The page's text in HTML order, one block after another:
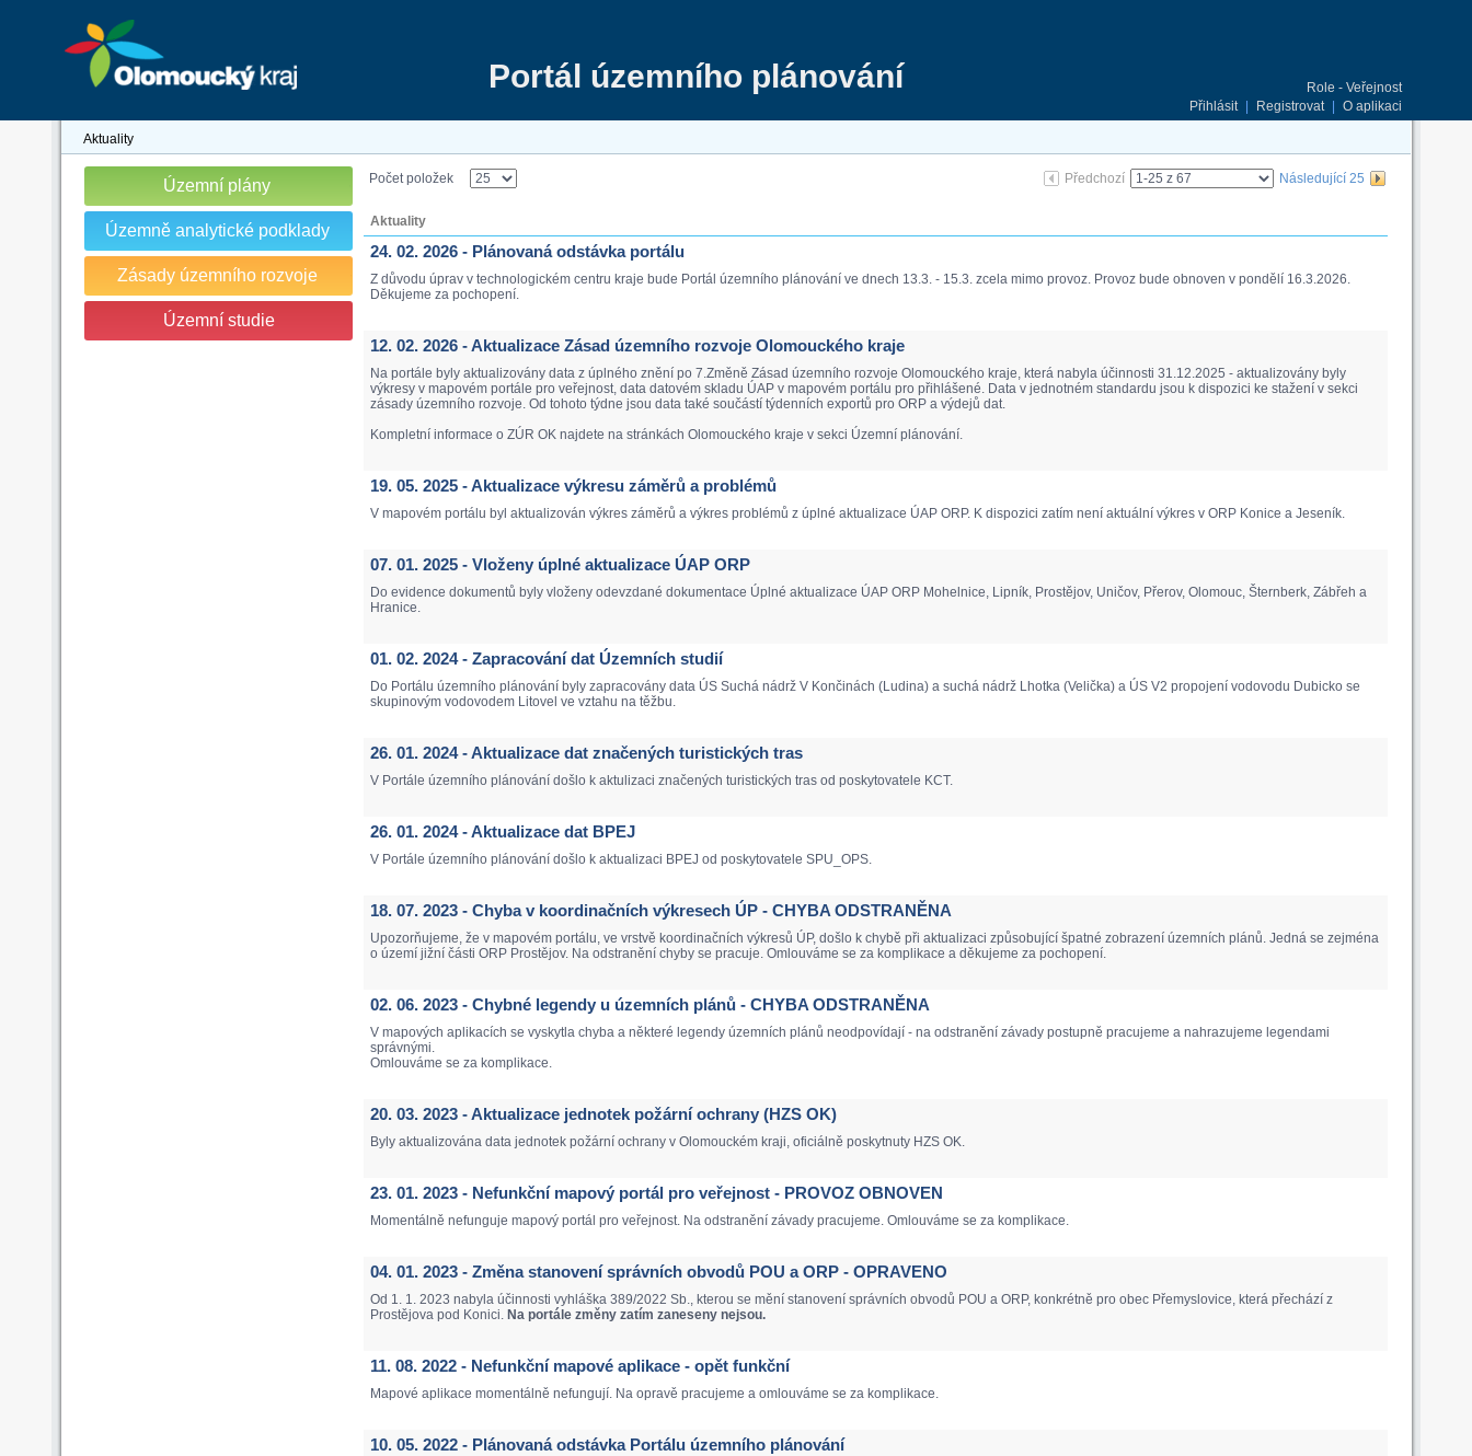
Portál územního plánování
Role - Veřejnost
Přihlásit
Registrovat O aplikaci
Aktuality
Územní plány
Územně analytické podklady
Zásady územního rozvoje
Územní studie
Počet položek Předchozí Následující 25
Aktuality
24. 02. 2026 - Plánovaná odstávka portálu
Z důvodu úprav v technologickém centru kraje bude Portál územního plánování ve dnech 13.3. - 15.3. zcela mimo provoz. Provoz bude obnoven v pondělí 16.3.2026.
Děkujeme za pochopení.
12. 02. 2026 - Aktualizace Zásad územního rozvoje Olomouckého kraje
Na portále byly aktualizovány data z úplného znění po 7.Změně Zásad územního rozvoje Olomouckého kraje, která nabyla účinnosti 31.12.2025 - aktualizovány byly
výkresy v mapovém portále pro veřejnost, data datovém skladu ÚAP v mapovém portálu pro přihlášené. Data v jednotném standardu jsou k dispozici ke stažení v sekci
zásady územního rozvoje. Od tohoto týdne jsou data také součástí týdenních exportů pro ORP a výdejů dat.
Kompletní informace o ZÚR OK najdete na stránkách Olomouckého kraje v sekci Územní plánování.
19. 05. 2025 - Aktualizace výkresu záměrů a problémů
V mapovém portálu byl aktualizován výkres záměrů a výkres problémů z úplné aktualizace ÚAP ORP. K dispozici zatím není aktuální výkres v ORP Konice a Jeseník.
07. 01. 2025 - Vloženy úplné aktualizace ÚAP ORP
Do evidence dokumentů byly vloženy odevzdané dokumentace Úplné aktualizace ÚAP ORP Mohelnice, Lipník, Prostějov, Uničov, Přerov, Olomouc, Šternberk, Zábřeh a
Hranice.
01. 02. 2024 - Zapracování dat Územních studií
Do Portálu územního plánování byly zapracovány data ÚS Suchá nádrž V Končinách (Ludina) a suchá nádrž Lhotka (Velička) a ÚS V2 propojení vodovodu Dubicko se
skupinovým vodovodem Litovel ve vztahu na těžbu.
26. 01. 2024 - Aktualizace dat značených turistických tras
V Portále územního plánování došlo k aktulizaci značených turistických tras od poskytovatele KCT.
26. 01. 2024 - Aktualizace dat BPEJ
V Portále územního plánování došlo k aktualizaci BPEJ od poskytovatele SPU_OPS.
18. 07. 2023 - Chyba v koordinačních výkresech ÚP - CHYBA ODSTRANĚNA
Upozorňujeme, že v mapovém portálu, ve vrstvě koordinačních výkresů ÚP, došlo k chybě při aktualizaci způsobující špatné zobrazení územních plánů. Jedná se zejména
o území jižní části ORP Prostějov. Na odstranění chyby se pracuje. Omlouváme se za komplikace a děkujeme za pochopení.
02. 06. 2023 - Chybné legendy u územních plánů - CHYBA ODSTRANĚNA
V mapových aplikacích se vyskytla chyba a některé legendy územních plánů neodpovídají - na odstranění závady postupně pracujeme a nahrazujeme legendami
správnými.
Omlouváme se za komplikace.
20. 03. 2023 - Aktualizace jednotek požární ochrany (HZS OK)
Byly aktualizována data jednotek požární ochrany v Olomouckém kraji, oficiálně poskytnuty HZS OK.
23. 01. 2023 - Nefunkční mapový portál pro veřejnost - PROVOZ OBNOVEN
Momentálně nefunguje mapový portál pro veřejnost. Na odstranění závady pracujeme. Omlouváme se za komplikace.
04. 01. 2023 - Změna stanovení správních obvodů POU a ORP - OPRAVENO
Od 1. 1. 2023 nabyla účinnosti vyhláška 389/2022 Sb., kterou se mění stanovení správních obvodů POU a ORP, konkrétně pro obec Přemyslovice, která přechází z
Prostějova pod Konici. Na portále změny zatím zaneseny nejsou.
11. 08. 2022 - Nefunkční mapové aplikace - opět funkční
Mapové aplikace momentálně nefungují. Na opravě pracujeme a omlouváme se za komplikace.
10. 05. 2022 - Plánovaná odstávka Portálu územního plánování